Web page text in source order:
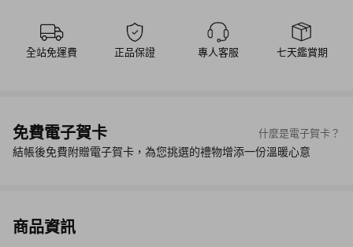
全站免運費 正品保證 專人客服 七天鑑賞期
免費電子賀卡 什麼是電子賀卡？
結帳後免費附贈電子賀卡，為您挑選的禮物增添一份溫暖心意
商品資訊